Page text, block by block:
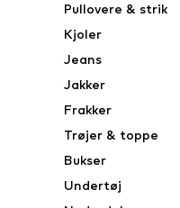
Pullovere & strik
Kjoler
Jeans
Jakker
Frakker
Trøjer & toppe
Bukser
Undertøj